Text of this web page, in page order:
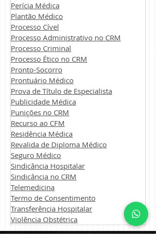
Perícia Médica
Plantão Médico
Processo Cível
Processo Administrativo no CRM
Processo Criminal
Processo Ético no CRM
Pronto-Socorro
Prontuário Médico
Prova de Título de Especialista
Publicidade Médica
Punições no CRM
Recurso ao CFM
Residência Médica
Revalida de Diploma Médico
Seguro Médico
Sindicância Hospitalar
Sindicância no CRM
Telemedicina
Termo de Consentimento
Transferência Hospitalar
Violência Obstétrica